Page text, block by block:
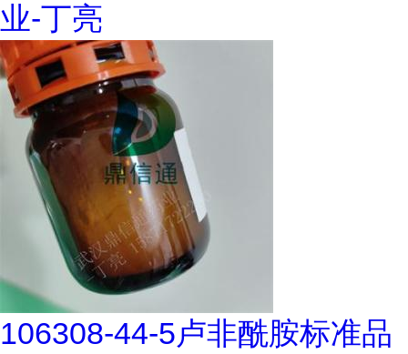
业-丁亮
106308-44-5卢非酰胺标准品